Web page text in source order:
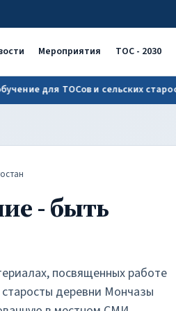
Мероприятия ТОС - 2030
ТОСов и сельских старост!
- быть
посвященных работе
деревни Мончазы